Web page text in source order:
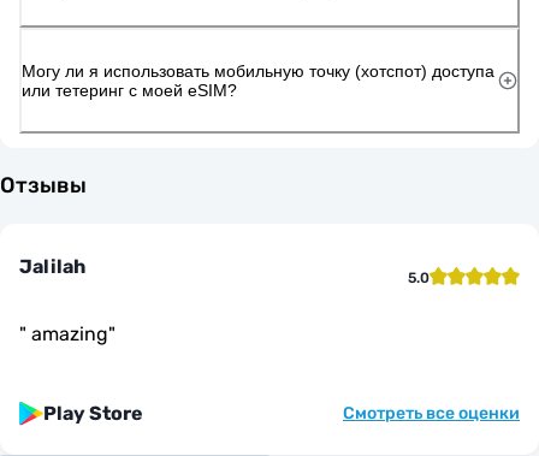
Могу ли я использовать мобильную точку (хотспот) доступа
или тетеринг с моей eSIM?
Отзывы
Jalilah 5.0
" amazing"
Play Store Смотреть все оценки